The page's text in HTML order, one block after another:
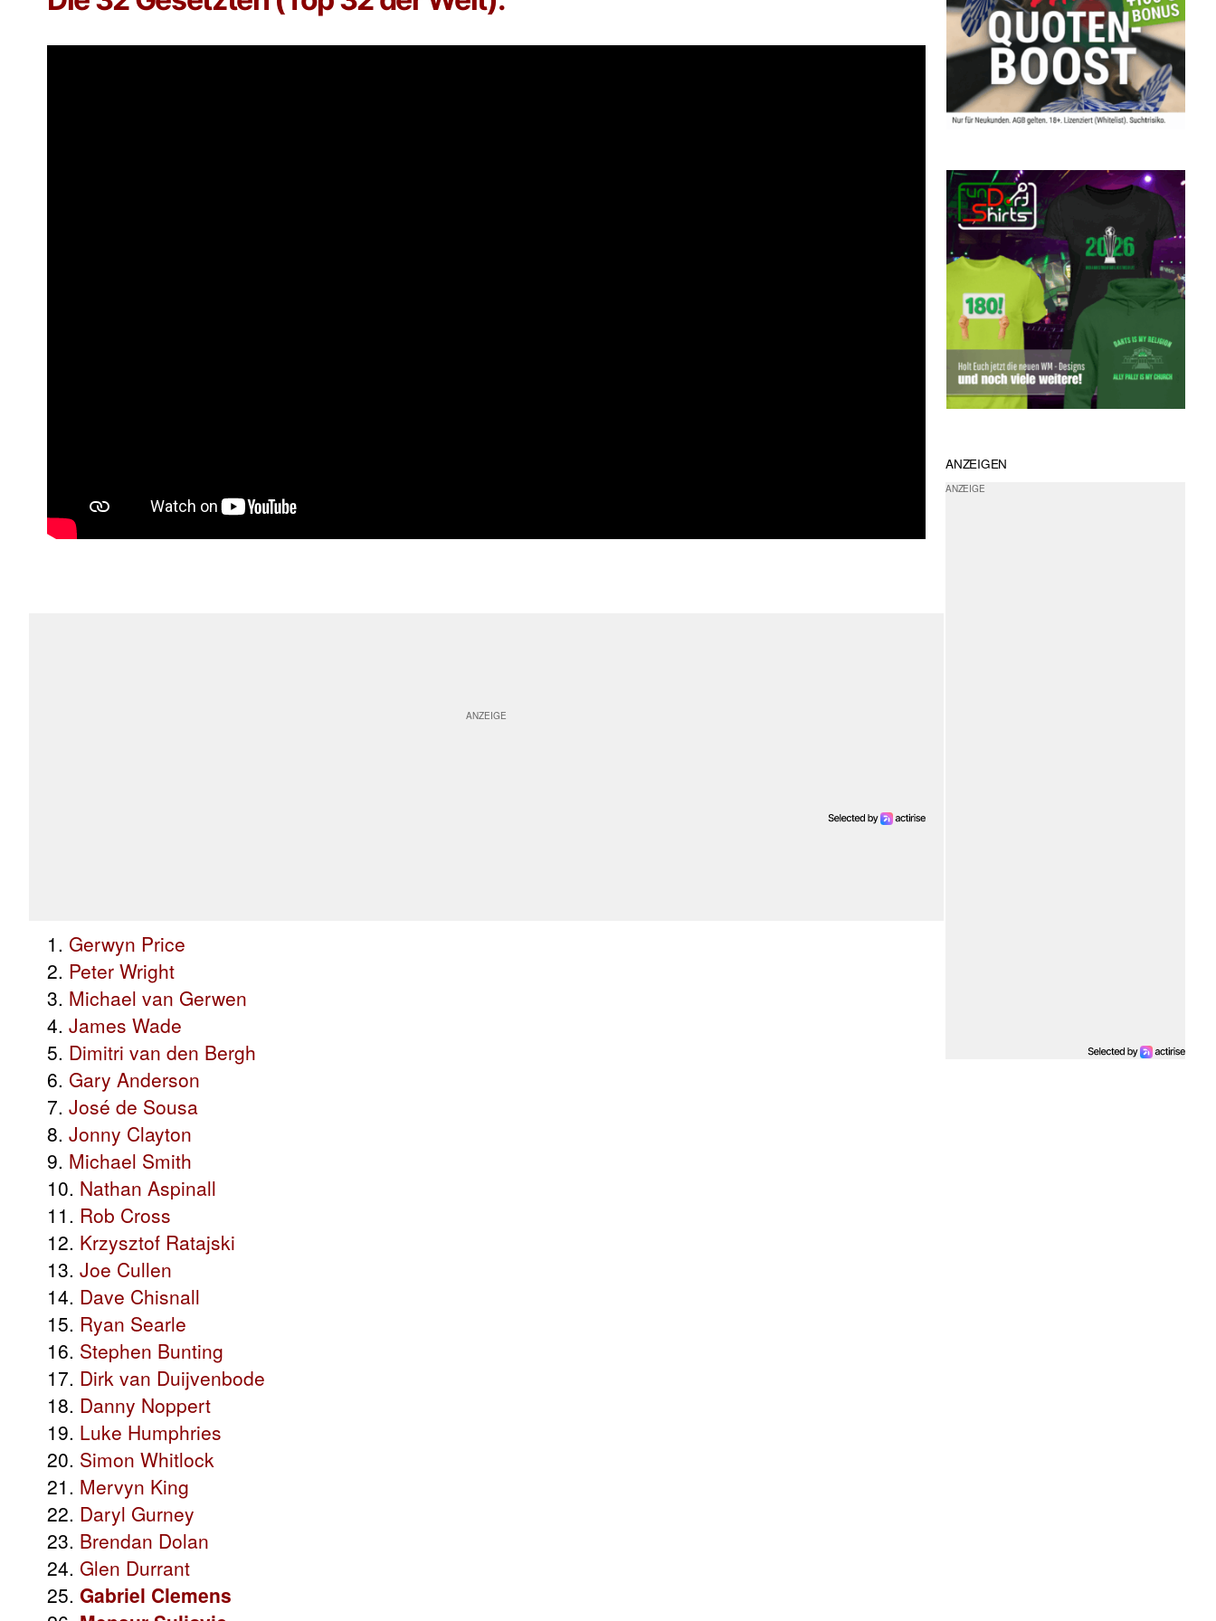
1. Gerwyn Price
2. Peter Wright
3. Michael van Gerwen
4. James Wade
5. Dimitri van den Bergh
6. Gary Anderson
7. José de Sousa
8. Jonny Clayton
9. Michael Smith
10. Nathan Aspinall
11. Rob Cross
12. Krzysztof Ratajski
13. Joe Cullen
14. Dave Chisnall
15. Ryan Searle
16. Stephen Bunting
17. Dirk van Duijvenbode
18. Danny Noppert
19. Luke Humphries
20. Simon Whitlock
21. Mervyn King
22. Daryl Gurney
23. Brendan Dolan
24. Glen Durrant
25. Gabriel Clemens
ANZEIGEN